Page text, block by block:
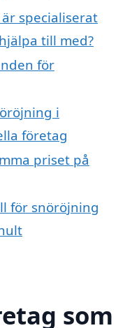
specialiserat
till med?
för
i
företag
priset på
för snöröjning
som